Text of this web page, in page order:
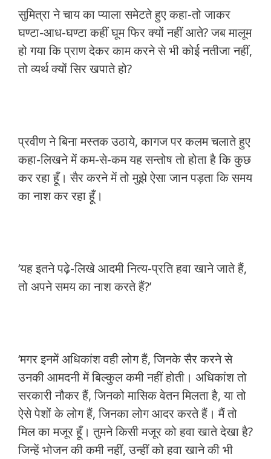
सुमित्रा ने चाय का प्याला समेटते हुए कहा-तो जाकर
घण्टा-आध-घण्टा कहीं घूम फिर क्यों नहीं आते? जब मालूम
हो गया कि प्राण देकर काम करने से भी कोई नतीजा नहीं,
तो व्यर्थ क्यों सिर खपाते हो?
प्रवीण ने बिना मस्तक उठाये, कागज पर कलम चलाते हुए
कहा-लिखने में कम-से-कम यह सन्तोष तो होता है कि कुछ
कर रहा हूँ। सैर करने में तो मुझे ऐसा जान पड़ता कि समय
का नाश कर रहा हूँ।
‘यह इतने पढ़े-लिखे आदमी नित्य-प्रति हवा खाने जाते हैं,
तो अपने समय का नाश करते हैं?’
‘मगर इनमें अधिकांश वही लोग हैं, जिनके सैर करने से
उनकी आमदनी में बिल्कुल कमी नहीं होती। अधिकांश तो
सरकारी नौकर हैं, जिनको मासिक वेतन मिलता है, या तो
ऐसे पेशों के लोग हैं, जिनका लोग आदर करते हैं। मैं तो
मिल का मजूर हूँ। तुमने किसी मजूर को हवा खाते देखा है?
जिन्हें भोजन की कमी नहीं, उन्हीं को हवा खाने की भी